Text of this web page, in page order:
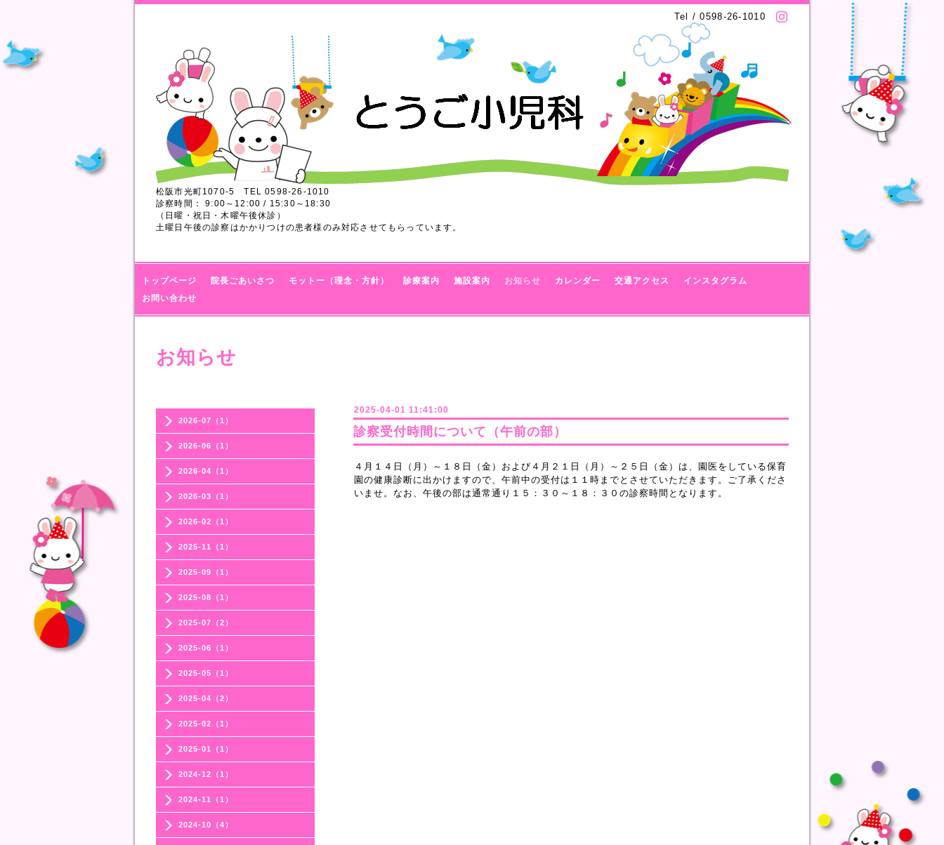
Tel / 0598-26-1010
松阪市光町1070-5 TEL 0598-26-1010
診察時間： 9:00～12:00 / 15:30～18:30
（日曜・祝日・木曜午後休診）
土曜日午後の診察はかかりつけの患者様のみ対応させてもらっています。
トップページ 院長ごあいさつ モットー（理念・方針） 診療案内 施設案内 お知らせ カレンダー 交通アクセス
インスタグラム
お問い合わせ
2026-07（1）
2026-06（1）
2026-04（1）
2026-03（1）
2026-02（1）
2025-11（1）
2025-09（1）
2025-08（1）
2025-07（2）
2025-06（1）
2025-05（1）
2025-04（2）
2025-02（1）
2025-01（1）
2024-12（1）
2024-11（1）
2024-10（4）
お知らせ
2025-04-01 11:41:00
診察受付時間について（午前の部）
４月１４日（月）～１８日（金）および４月２１日（月）～２５日（金）は、園医をしている保育
園の健康診断に出かけますので、午前中の受付は１１時までとさせていただきます。ご了承くださ
いませ。なお、午後の部は通常通り１５：３０～１８：３０の診察時間となります。